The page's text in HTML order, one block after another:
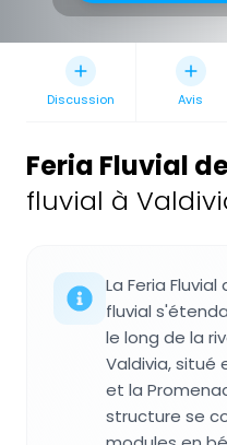
Discussion Avis
Feria Fluvial
fluvial à
La Feria
fluvial
le long de la
Valdivia, situé
et la
structure se